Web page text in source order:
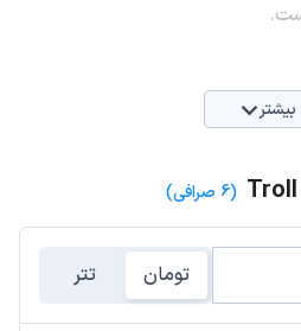
بیشتر
(6 صرافی)
تومان تتر